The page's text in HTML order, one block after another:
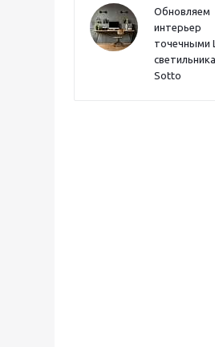
Обновляем
интерьер
точечными
Sotto